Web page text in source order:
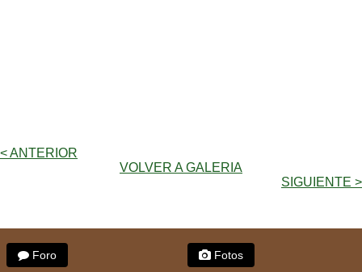
< ANTERIOR
VOLVER A GALERIA
SIGUIENTE >
Foro
Fotos